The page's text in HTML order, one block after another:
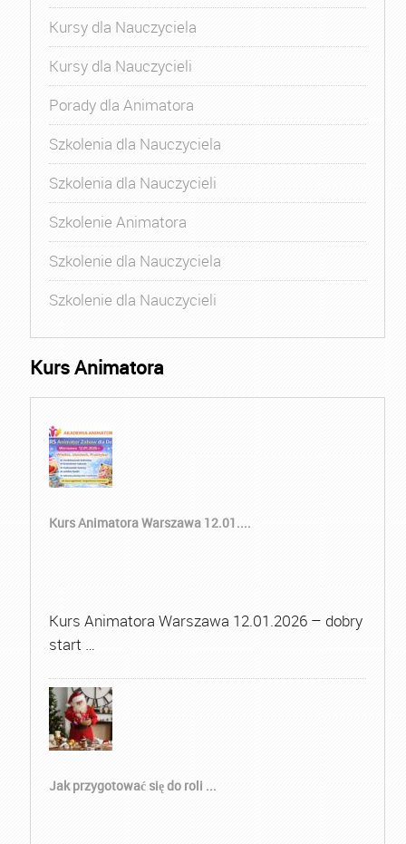
Kursy dla Nauczyciela
Kursy dla Nauczycieli
Porady dla Animatora
Szkolenia dla Nauczyciela
Szkolenia dla Nauczycieli
Szkolenie Animatora
Szkolenie dla Nauczyciela
Szkolenie dla Nauczycieli
Kurs Animatora
Kurs Animatora Warszawa 12.01....
Kurs Animatora Warszawa 12.01.2026 – dobry
start …
Jak przygotować się do roli ...